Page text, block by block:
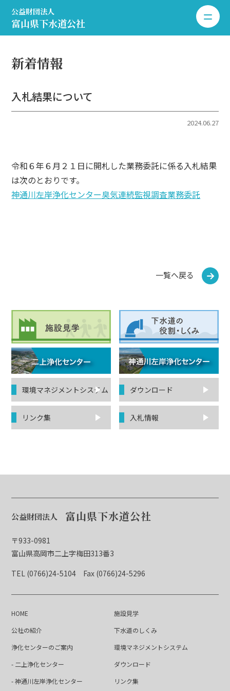
公益財団法人
富山県下水道公社 toggle
新着情報
入札結果について
2024.06.27
令和６年６月２１日に開札した業務委託に係る入札結果
は次のとおりです。
神通川左岸浄化センター臭気連続監視調査業務委託
一覧へ戻る
環境マネジメントシステム ダウンロード
リンク集 入札情報
公益財団法人 富山県下水道公社
〒933-0981
富山県高岡市二上字梅田313番3
TEL (0766)24-5104 Fax (0766)24-5296
HOME
公社の紹介
浄化センターのご案内
- 二上浄化センター
- 神通川左岸浄化センター
施設見学
下水道のしくみ
環境マネジメントシステム
ダウンロード
リンク集